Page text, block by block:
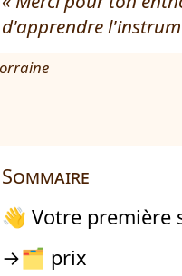
d'apprendre
Sommaire
👋 Votre première
→🗂️ prix